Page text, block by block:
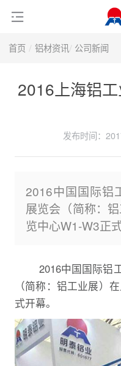
首页 铝材资讯 公司新闻
2016上海铝工
发布时间：
2016中国国际铝
展览会（简称：
览中心W1-W3正
2016中国国际铝工
（简称：铝工业展）
式开幕。